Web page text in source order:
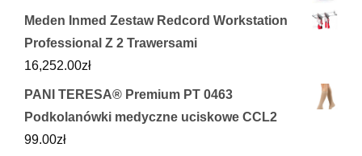
Meden Inmed Zestaw Redcord Workstation
Professional Z 2 Trawersami
16,252.00zł
PANI TERESA® Premium PT 0463
Podkolanówki medyczne uciskowe CCL2
99.00zł